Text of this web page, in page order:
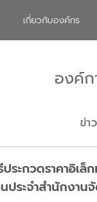
เกี่ยวกับองค์กร
องค์ก
ข่า
ประกวดราคาอิ
ระจำสำนักงาน